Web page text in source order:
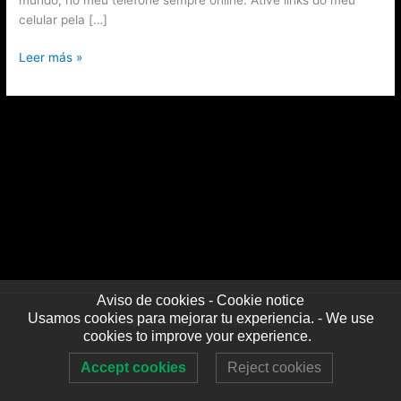
celular pela […]
Leer más »
Copyright © YouFORMi 2026
Aviso de cookies - Cookie notice
Usamos cookies para mejorar tu experiencia. - We use
cookies to improve your experience.
Accept cookies Reject cookies